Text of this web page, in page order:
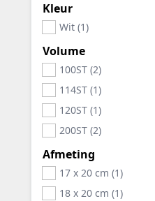
Kleur
Wit (1)
Volume
100ST (2)
114ST (1)
120ST (1)
200ST (2)
Afmeting
17 x 20 cm (1)
18 x 20 cm (1)